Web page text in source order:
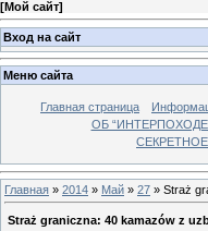
[Мой сайт]
Вход на сайт
Меню сайта
Главная страница
ОБ “ИНТЕРПОХОДЕ
Главная » 2014 » Май » 27 » Straż
Straż graniczna: 40 kamazów z